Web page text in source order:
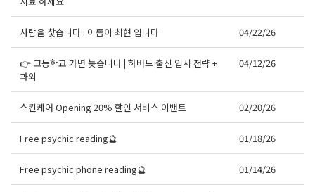
사람을 찿습니다 . 이름이 최현 입니다 04/22/26
👉 고등학교 가면 늦습니다 | 하버드 출신 입시 전략 +
과외
04/12/26
스킨케어 Opening 20% 할인 서비스 이밴트 02/20/26
Free psychic reading🔮 01/18/26
Free psychic phone reading🔮 01/14/26